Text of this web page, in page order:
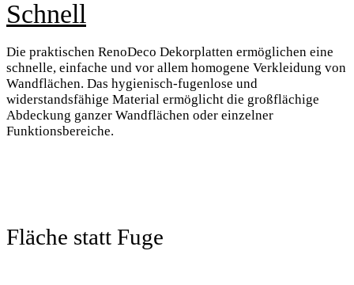
Die praktischen RenoDeco Dekorplatten ermöglichen eine
schnelle, einfache und vor allem homogene Verkleidung von
Wandflächen. Das hygienisch-fugenlose und
widerstandsfähige Material ermöglicht die großflächige
Abdeckung ganzer Wandflächen oder einzelner
Funktionsbereiche.
Schnell
Fläche statt Fuge